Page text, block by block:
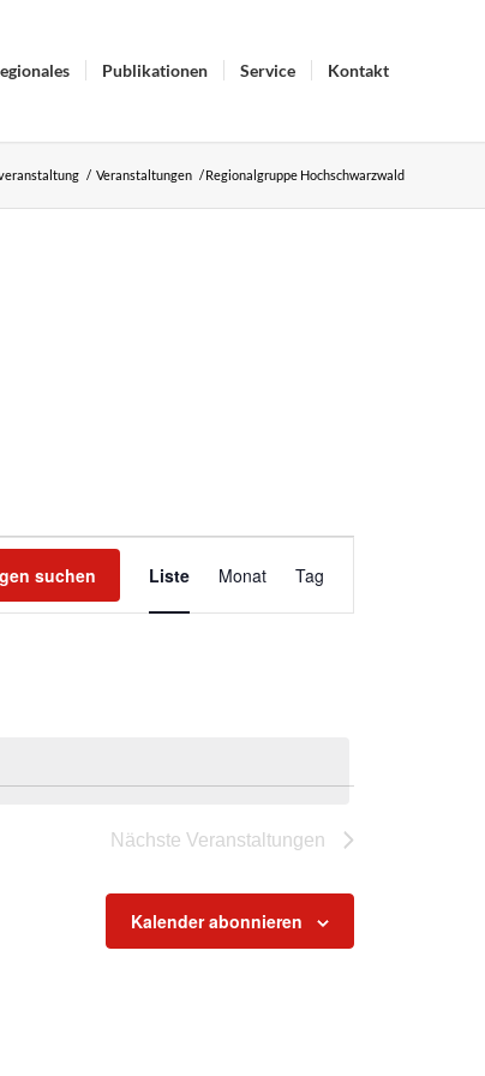
Publikationen Service Kontakt
/ Veranstaltungen /Regionalgruppe Hochschwarzwald
suchen
Navigation
Liste Monat Tag
Nächste Veranstaltungen
Kalender abonnieren